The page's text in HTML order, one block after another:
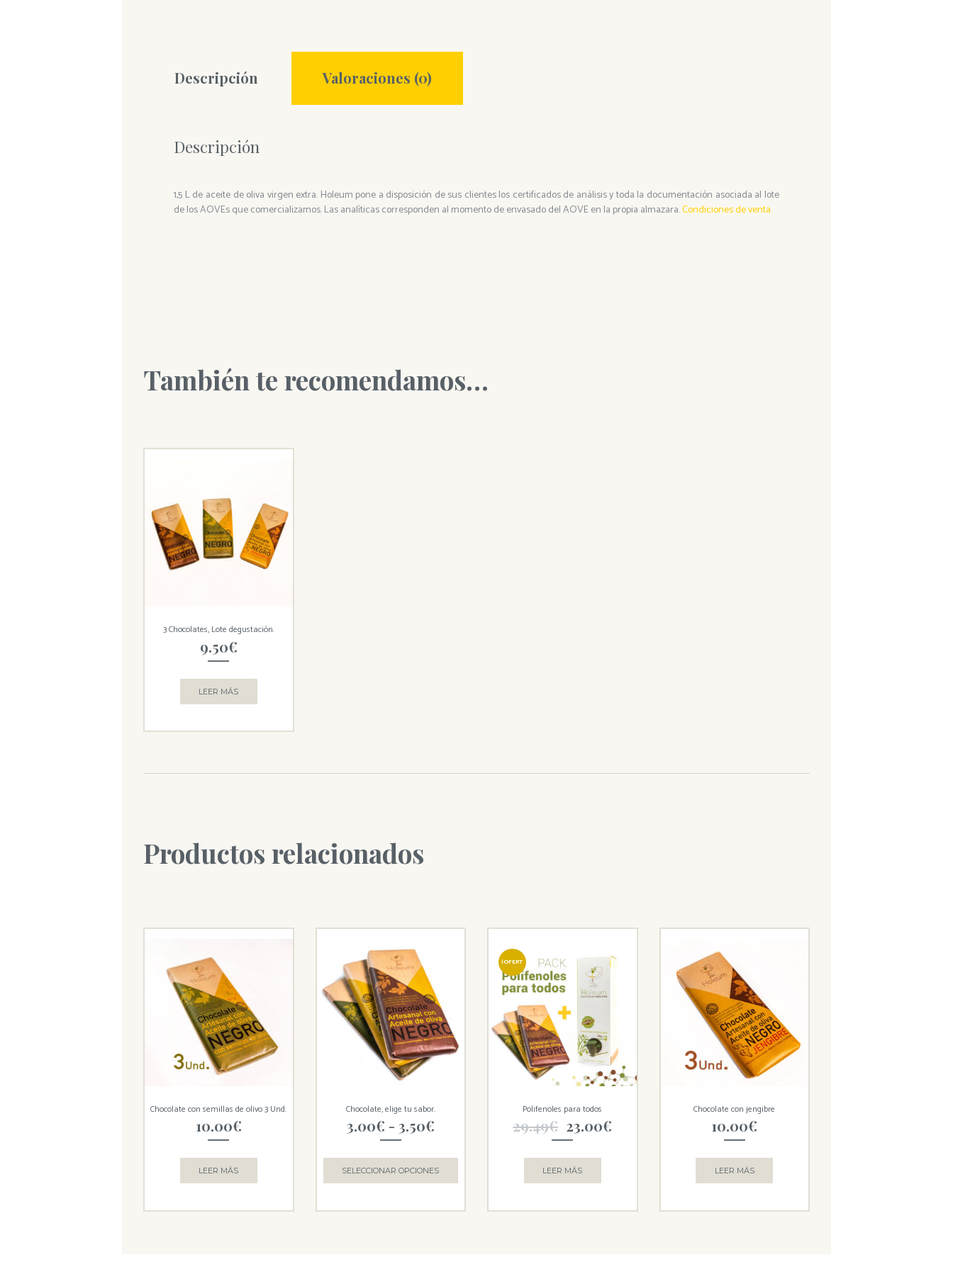
Descripción Valoraciones (0)
Descripción
1,5 L de aceite de oliva virgen extra. Holeum pone a disposición de sus clientes los certificados de análisis y toda la documentación asociada al lote
de los AOVEs que comercializamos. Las analíticas corresponden al momento de envasado del AOVE en la propia almazara.Condiciones de venta
También te recomendamos…
3 Chocolates, Lote degustación.
9.50€
LEER MÁS
Productos relacionados
Chocolate con semillas de olivo 3 Und.
10.00€
LEER MÁS
Chocolate, elige tu sabor.
3.00€ - 3.50€
SELECCIONAR OPCIONES
¡OFERT
A!
Polifenoles para todos
29.49€ 23.00€
LEER MÁS
Chocolate con jengibre
10.00€
LEER MÁS